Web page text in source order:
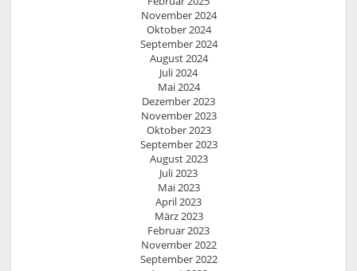
November 2024
Oktober 2024
September 2024
August 2024
Juli 2024
Mai 2024
Dezember 2023
November 2023
Oktober 2023
September 2023
August 2023
Juli 2023
Mai 2023
April 2023
März 2023
Februar 2023
November 2022
September 2022